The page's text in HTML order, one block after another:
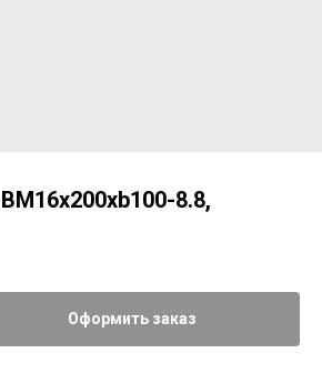
8.8,
Оформить заказ